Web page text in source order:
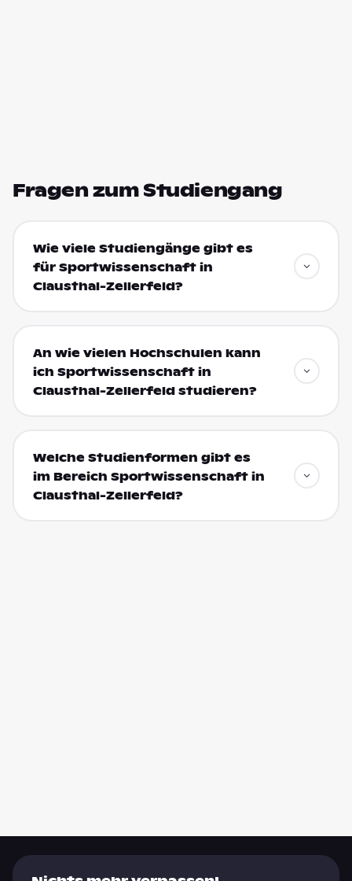
Fragen zum Studiengang
Wie viele Studiengänge gibt es
für Sportwissenschaft in
Clausthal-Zellerfeld?
An wie vielen Hochschulen kann
ich Sportwissenschaft in
Clausthal-Zellerfeld studieren?
Welche Studienformen gibt es
im Bereich Sportwissenschaft in
Clausthal-Zellerfeld?